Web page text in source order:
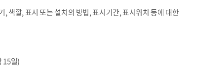
색깔, 표시 또는 설치의 방법, 표시기간, 표시위치 등에 대한
15일)